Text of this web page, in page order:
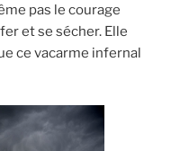
pas le courage
et se sécher. Elle
ce vacarme infernal